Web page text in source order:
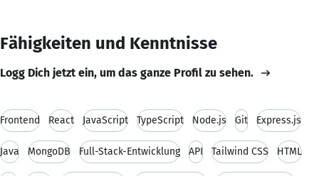
Fähigkeiten und Kenntnisse
Logg Dich jetzt ein, um das ganze Profil zu sehen.
Frontend React JavaScript TypeScript Node.js Git Express.js
Java MongoDB Full-Stack-Entwicklung API Tailwind CSS HTML